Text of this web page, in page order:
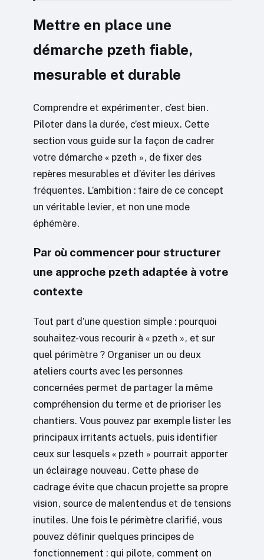
Mettre en place une
démarche pzeth fiable,
mesurable et durable
Comprendre et expérimenter, c’est bien.
Piloter dans la durée, c’est mieux. Cette
section vous guide sur la façon de cadrer
votre démarche « pzeth », de fixer des
repères mesurables et d’éviter les dérives
fréquentes. L’ambition : faire de ce concept
un véritable levier, et non une mode
éphémère.
Par où commencer pour structurer
une approche pzeth adaptée à votre
contexte
Tout part d’une question simple : pourquoi
souhaitez-vous recourir à « pzeth », et sur
quel périmètre ? Organiser un ou deux
ateliers courts avec les personnes
concernées permet de partager la même
compréhension du terme et de prioriser les
chantiers. Vous pouvez par exemple lister les
principaux irritants actuels, puis identifier
ceux sur lesquels « pzeth » pourrait apporter
un éclairage nouveau. Cette phase de
cadrage évite que chacun projette sa propre
vision, source de malentendus et de tensions
inutiles. Une fois le périmètre clarifié, vous
pouvez définir quelques principes de
fonctionnement : qui pilote, comment on